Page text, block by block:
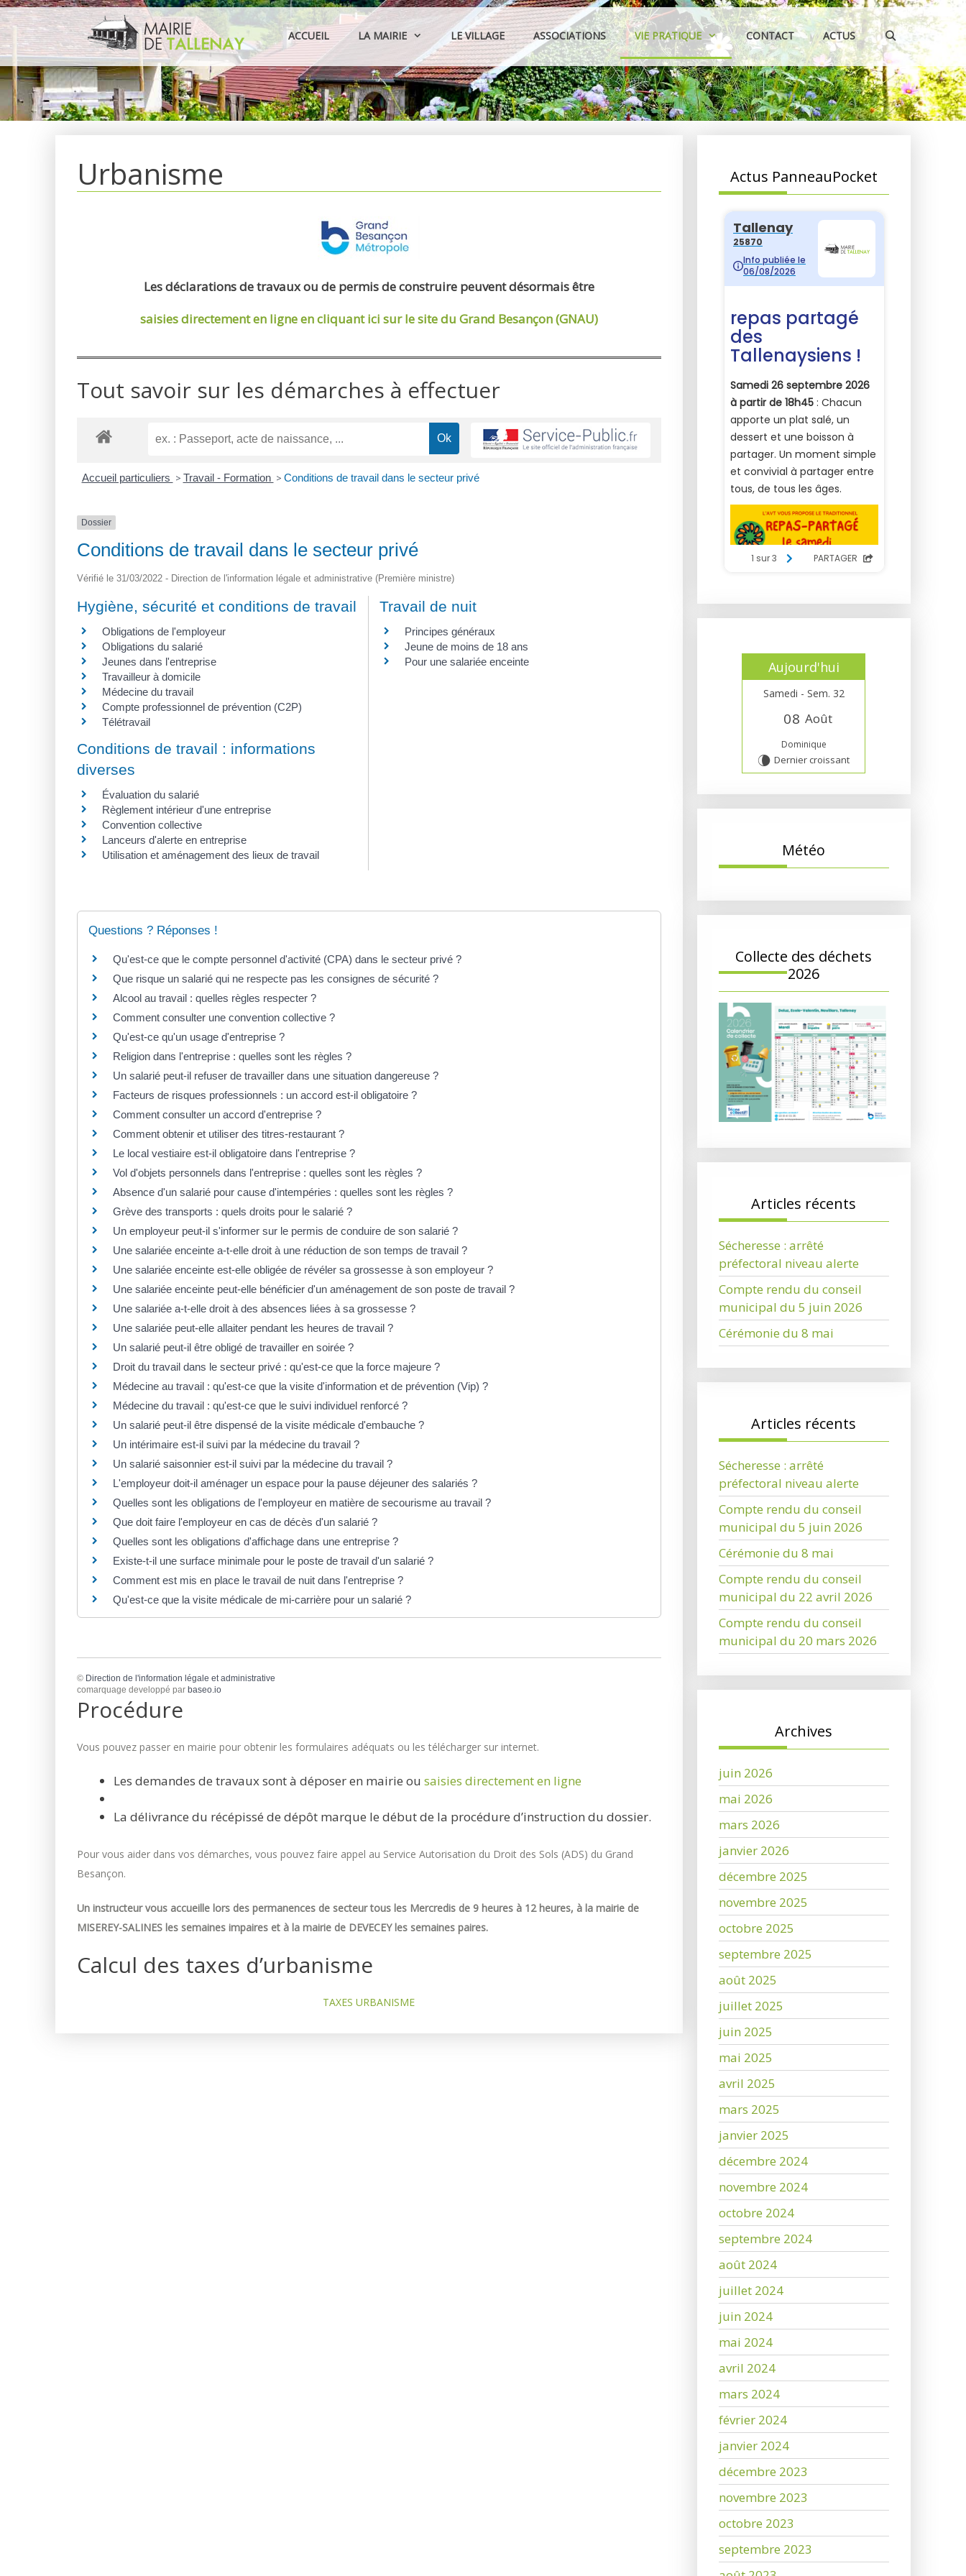
Aller
au
contenu
ACCUEIL LA MAIRIE LE VILLAGE ASSOCIATIONS VIE PRATIQUE CONTACT ACTUS
Urbanisme
Les déclarations de travaux ou de permis de construire peuvent désormais être
saisies directement en ligneen cliquant ici sur le site du Grand Besançon (GNAU)
Tout savoir sur les démarches à effectuer
Accueil particuliers > Travail - Formation > Conditions de travail dans le secteur privé
Dossier
Conditions de travail dans le secteur privé
Vérifié le 31/03/2022 - Direction de l'information légale et administrative (Première ministre)
Hygiène, sécurité et conditions de travail
Obligations de l'employeur
Obligations du salarié
Jeunes dans l'entreprise
Travailleur à domicile
Médecine du travail
Compte professionnel de prévention (C2P)
Télétravail
Travail de nuit
Principes généraux
Jeune de moins de 18 ans
Pour une salariée enceinte
Conditions de travail : informations
diverses
Évaluation du salarié
Règlement intérieur d'une entreprise
Convention collective
Lanceurs d'alerte en entreprise
Utilisation et aménagement des lieux de travail
Questions ? Réponses !
Qu'est-ce que le compte personnel d'activité (CPA) dans le secteur privé ?
Que risque un salarié qui ne respecte pas les consignes de sécurité ?
Alcool au travail : quelles règles respecter ?
Comment consulter une convention collective ?
Qu'est-ce qu'un usage d'entreprise ?
Religion dans l'entreprise : quelles sont les règles ?
Un salarié peut-il refuser de travailler dans une situation dangereuse ?
Facteurs de risques professionnels : un accord est-il obligatoire ?
Comment consulter un accord d'entreprise ?
Comment obtenir et utiliser des titres-restaurant ?
Le local vestiaire est-il obligatoire dans l'entreprise ?
Vol d'objets personnels dans l'entreprise : quelles sont les règles ?
Absence d'un salarié pour cause d'intempéries : quelles sont les règles ?
Grève des transports : quels droits pour le salarié ?
Un employeur peut-il s'informer sur le permis de conduire de son salarié ?
Une salariée enceinte a-t-elle droit à une réduction de son temps de travail ?
Une salariée enceinte est-elle obligée de révéler sa grossesse à son employeur ?
Une salariée enceinte peut-elle bénéficier d'un aménagement de son poste de travail ?
Une salariée a-t-elle droit à des absences liées à sa grossesse ?
Une salariée peut-elle allaiter pendant les heures de travail ?
Un salarié peut-il être obligé de travailler en soirée ?
Droit du travail dans le secteur privé : qu'est-ce que la force majeure ?
Médecine au travail : qu'est-ce que la visite d'information et de prévention (Vip) ?
Médecine du travail : qu'est-ce que le suivi individuel renforcé ?
Un salarié peut-il être dispensé de la visite médicale d'embauche ?
Un intérimaire est-il suivi par la médecine du travail ?
Un salarié saisonnier est-il suivi par la médecine du travail ?
L'employeur doit-il aménager un espace pour la pause déjeuner des salariés ?
Quelles sont les obligations de l'employeur en matière de secourisme au travail ?
Que doit faire l'employeur en cas de décès d'un salarié ?
Quelles sont les obligations d'affichage dans une entreprise ?
Existe-t-il une surface minimale pour le poste de travail d'un salarié ?
Comment est mis en place le travail de nuit dans l'entreprise ?
Qu'est-ce que la visite médicale de mi-carrière pour un salarié ?
© Direction de l'information légale et administrative
comarquage developpé par baseo.io
Procédure
Vous pouvez passer en mairie pour obtenir les formulaires adéquats ou les télécharger sur internet.
Les demandes de travaux sont à déposer en mairie ou saisies directement en ligne
La délivrance du récépissé de dépôt marque le début de la procédure d’instruction du dossier.
Pour vous aider dans vos démarches, vous pouvez faire appel au Service Autorisation du Droit des Sols (ADS) du Grand
Besançon.
Un instructeur vous accueille lors des permanences de secteur tous les Mercredis de 9 heures à 12 heures, à la mairie de
MISEREY-SALINES les semaines impaires et à la mairie de DEVECEY les semaines paires.
Calcul des taxes d’urbanisme
TAXES URBANISME
Actus PanneauPocket
Aujourd'hui
Samedi - Sem. 32
08 Août
Dominique
V Dernier croissant
Météo
Collecte des déchets
2026
Articles récents
Sécheresse : arrêté
préfectoral niveau alerte
Compte rendu du conseil
municipal du 5 juin 2026
Cérémonie du 8 mai
Articles récents
Sécheresse : arrêté
préfectoral niveau alerte
Compte rendu du conseil
municipal du 5 juin 2026
Cérémonie du 8 mai
Compte rendu du conseil
municipal du 22 avril 2026
Compte rendu du conseil
municipal du 20 mars 2026
Archives
juin 2026
mai 2026
mars 2026
janvier 2026
décembre 2025
novembre 2025
octobre 2025
septembre 2025
août 2025
juillet 2025
juin 2025
mai 2025
avril 2025
mars 2025
janvier 2025
décembre 2024
novembre 2024
octobre 2024
septembre 2024
août 2024
juillet 2024
juin 2024
mai 2024
avril 2024
mars 2024
février 2024
janvier 2024
décembre 2023
novembre 2023
octobre 2023
septembre 2023